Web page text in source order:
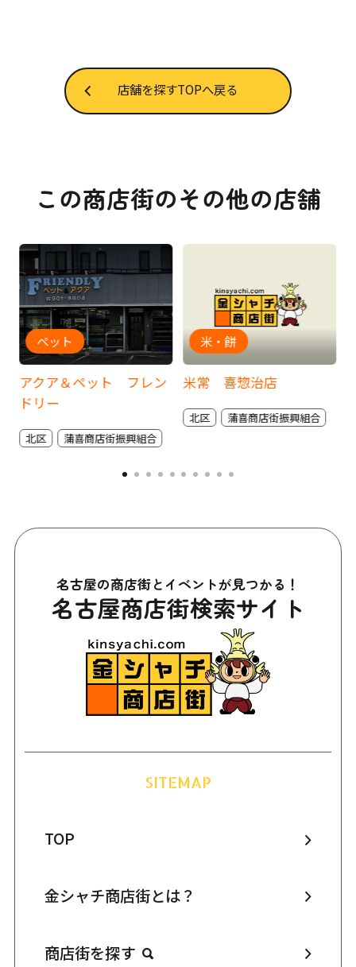
店舗を探すTOPへ戻る
この商店街のその他の店舗
アクア＆ペット フレン
ドリー
ペット
北区 蒲喜商店街振興組合
米常 喜惣治店
米・餅
北区 蒲喜商店街振興組合
名古屋の商店街とイベントが見つかる！
名古屋商店街検索サイト
SITEMAP
TOP
金シャチ商店街とは？
商店街を探す